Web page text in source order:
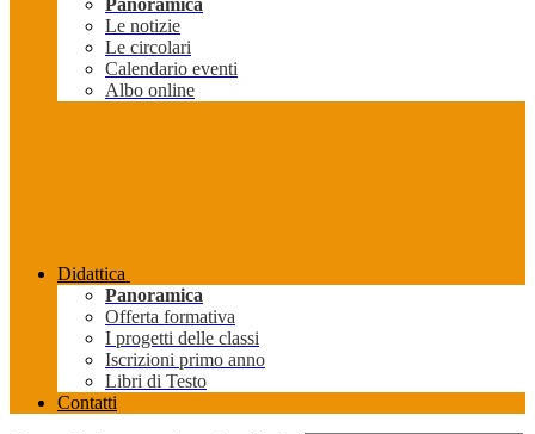
Panoramica
Le notizie
Le circolari
Calendario eventi
Albo online
Didattica
Panoramica
Offerta formativa
I progetti delle classi
Iscrizioni primo anno
Libri di Testo
Contatti